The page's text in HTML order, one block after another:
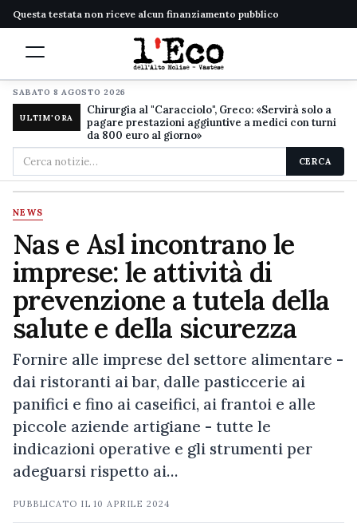
Questa testata non riceve alcun finanziamento pubblico
SABATO 8 AGOSTO 2026
ULTIM'ORA
Chirurgia al "Caracciolo", Greco: «Servirà solo a
pagare prestazioni aggiuntive a medici con turni
da 800 euro al giorno»
Cerca
nel
sito
CERCA
NEWS
Nas e Asl incontrano le
imprese: le attività di
prevenzione a tutela della
salute e della sicurezza
Fornire alle imprese del settore alimentare -
dai ristoranti ai bar, dalle pasticcerie ai
panifici e fino ai caseifici, ai frantoi e alle
piccole aziende artigiane - tutte le
indicazioni operative e gli strumenti per
adeguarsi rispetto ai…
PUBBLICATO IL10 APRILE 2024